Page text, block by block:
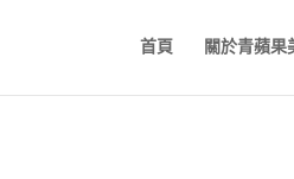
首頁 關於青蘋果